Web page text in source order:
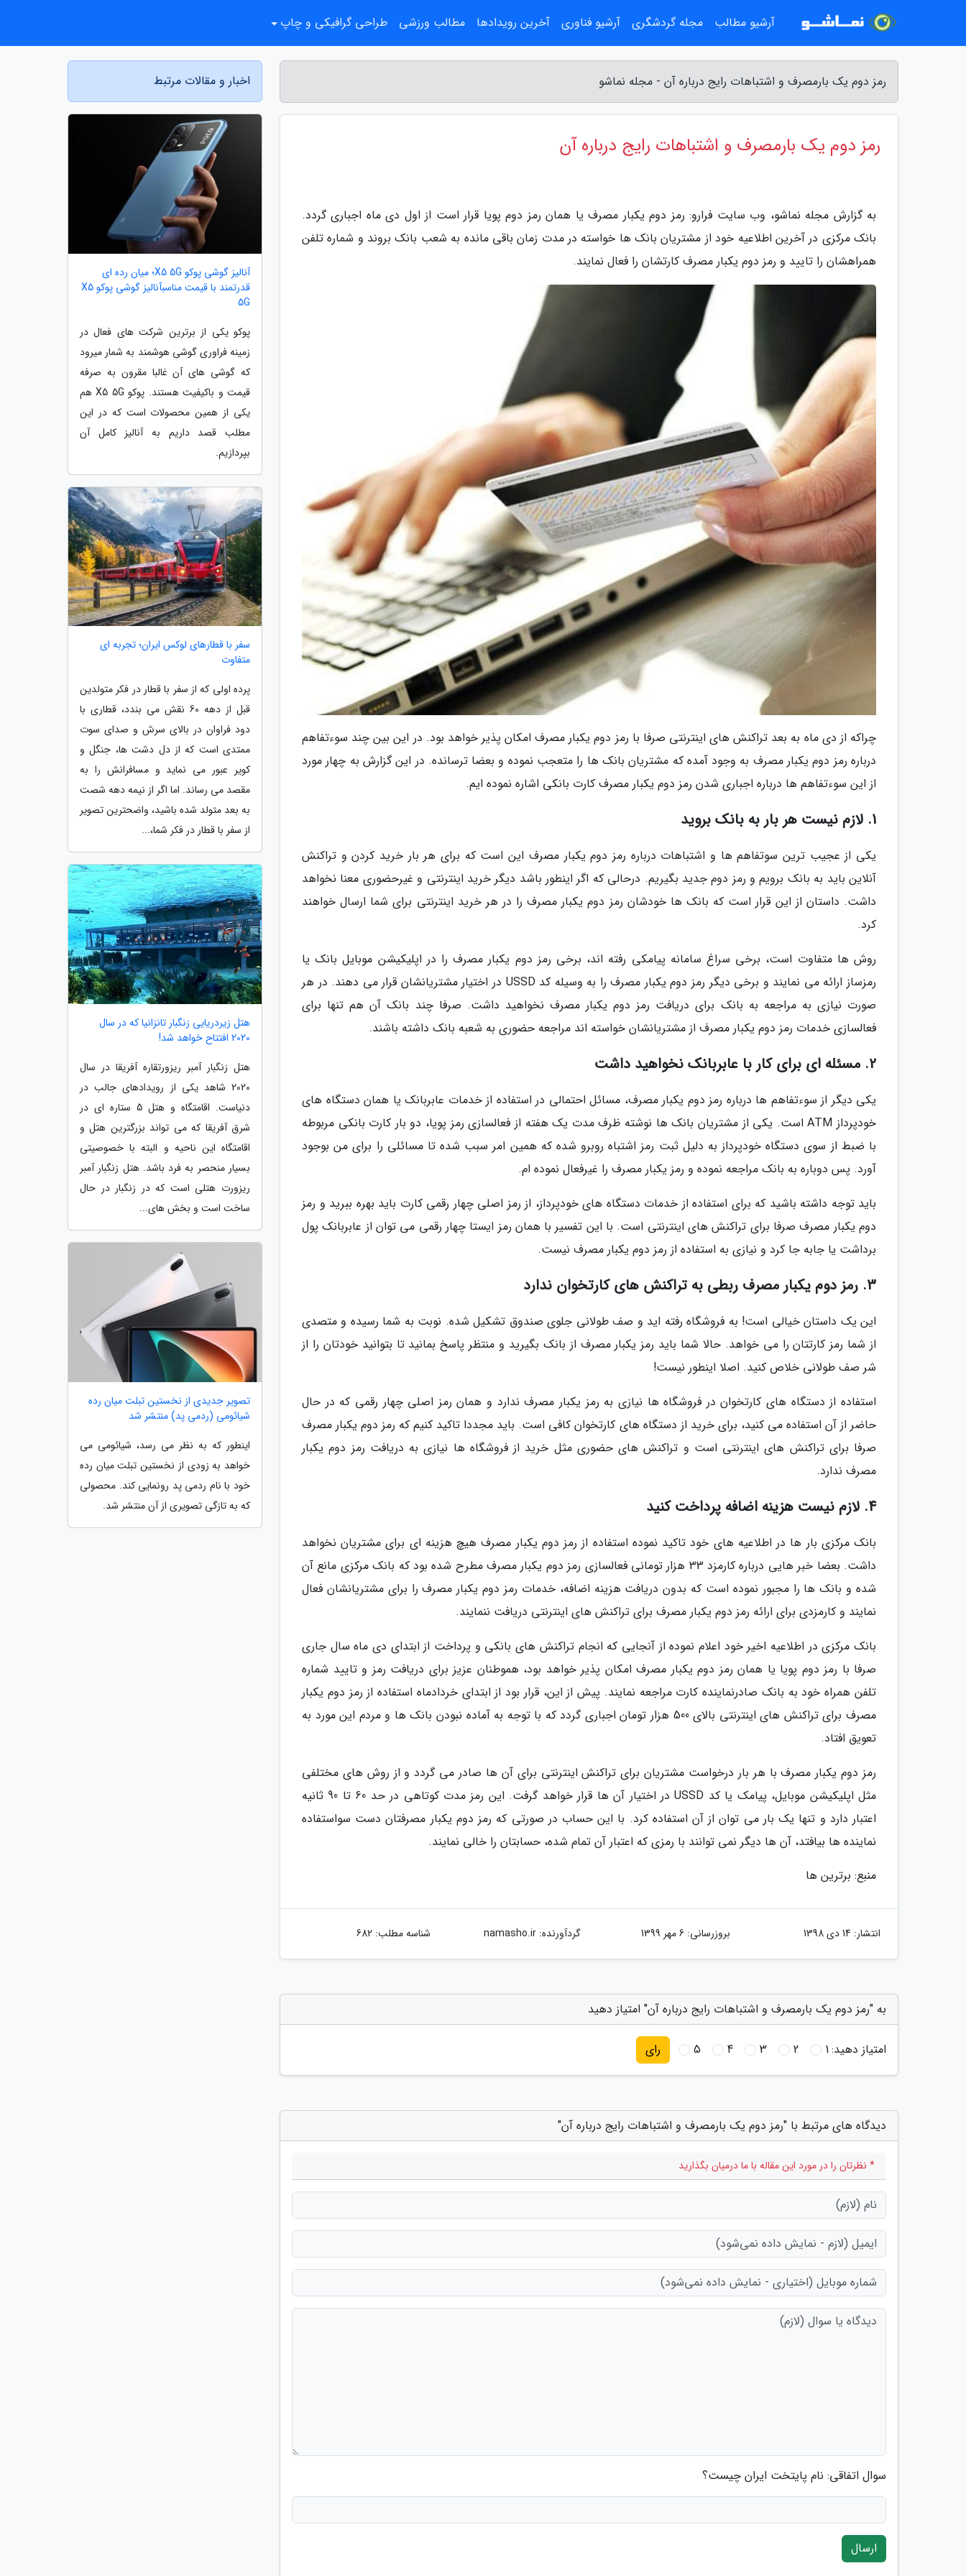
رمز دوم یک بارمصرف و اشتباهات رایج درباره آن - مجله نماشو
رمز دوم یک بارمصرف و اشتباهات رایج درباره آن
به گزارش مجله نماشو، وب سایت فرارو: رمز دوم یکبار مصرف یا همان رمز دوم پویا قرار است از اول دی ماه اجباری گردد.
بانک مرکزی در آخرین اطلاعیه خود از مشتریان بانک ها خواسته در مدت زمان باقی مانده به شعب بانک بروند و شماره تلفن
همراهشان را تایید و رمز دوم یکبار مصرف کارتشان را فعال نمایند.
چراکه از دی ماه به بعد تراکنش های اینترنتی صرفا با رمز دوم یکبار مصرف امکان پذیر خواهد بود. در این بین چند سوءتفاهم
درباره رمز دوم یکبار مصرف به وجود آمده که مشتریان بانک ها را متعجب نموده و بعضا ترسانده. در این گزارش به چهار مورد
از این سوءتفاهم ها درباره اجباری شدن رمز دوم یکبار مصرف کارت بانکی اشاره نموده ایم.
1. لازم نیست هر بار به بانک بروید
یکی از عجیب ترین سوتفاهم ها و اشتباهات درباره رمز دوم یکبار مصرف این است که برای هر بار خرید کردن و تراکنش
آنلاین باید به بانک برویم و رمز دوم جدید بگیریم. درحالی که اگر اینطور باشد دیگر خرید اینترنتی و غیرحضوری معنا نخواهد
داشت. داستان از این قرار است که بانک ها خودشان رمز دوم یکبار مصرف را در هر خرید اینترنتی برای شما ارسال خواهند
کرد.
روش ها متفاوت است، برخی سراغ سامانه پیامکی رفته اند، برخی رمز دوم یکبار مصرف را در اپلیکیشن موبایل بانک یا
رمزساز ارائه می نمایند و برخی دیگر رمز دوم یکبار مصرف را به وسیله کد USSD در اختیار مشتریانشان قرار می دهند. در هر
صورت نیازی به مراجعه به بانک برای دریافت رمز دوم یکبار مصرف نخواهید داشت. صرفا چند بانک آن هم تنها برای
فعالسازی خدمات رمز دوم یکبار مصرف از مشتریانشان خواسته اند مراجعه حضوری به شعبه بانک داشته باشند.
2. مسئله ای برای کار با عابربانک نخواهید داشت
یکی دیگر از سوءتفاهم ها درباره رمز دوم یکبار مصرف، مسائل احتمالی در استفاده از خدمات عابربانک یا همان دستگاه های
خودپرداز ATM است. یکی از مشتریان بانک ها نوشته ظرف مدت یک هفته از فعالسازی رمز پویا، دو بار کارت بانکی مربوطه
با ضبط از سوی دستگاه خودپرداز به دلیل ثبت رمز اشتباه روبرو شده که همین امر سبب شده تا مسائلی را برای من بوجود
آورد. پس دوباره به بانک مراجعه نموده و رمز یکبار مصرف را غیرفعال نموده ام.
باید توجه داشته باشید که برای استفاده از خدمات دستگاه های خودپرداز، از رمز اصلی چهار رقمی کارت باید بهره ببرید و رمز
دوم یکبار مصرف صرفا برای تراکنش های اینترنتی است. با این تفسیر با همان رمز ایستا چهار رقمی می توان از عابربانک پول
برداشت یا جابه جا کرد و نیازی به استفاده از رمز دوم یکبار مصرف نیست.
3. رمز دوم یکبار مصرف ربطی به تراکنش های کارتخوان ندارد
این یک داستان خیالی است! به فروشگاه رفته اید و صف طولانی جلوی صندوق تشکیل شده. نوبت به شما رسیده و متصدی
از شما رمز کارتتان را می خواهد. حالا شما باید رمز یکبار مصرف از بانک بگیرید و منتظر پاسخ بمانید تا بتوانید خودتان را از
شر صف طولانی خلاص کنید. اصلا اینطور نیست!
استفاده از دستگاه های کارتخوان در فروشگاه ها نیازی به رمز یکبار مصرف ندارد و همان رمز اصلی چهار رقمی که در حال
حاضر از آن استفاده می کنید، برای خرید از دستگاه های کارتخوان کافی است. باید مجددا تاکید کنیم که رمز دوم یکبار مصرف
صرفا برای تراکنش های اینترنتی است و تراکنش های حضوری مثل خرید از فروشگاه ها نیازی به دریافت رمز دوم یکبار
مصرف ندارد.
4. لازم نیست هزینه اضافه پرداخت کنید
بانک مرکزی بار ها در اطلاعیه های خود تاکید نموده استفاده از رمز دوم یکبار مصرف هیچ هزینه ای برای مشتریان نخواهد
داشت. بعضا خبر هایی درباره کارمزد 33 هزار تومانی فعالسازی رمز دوم یکبار مصرف مطرح شده بود که بانک مرکزی مانع آن
شده و بانک ها را مجبور نموده است که بدون دریافت هزینه اضافه، خدمات رمز دوم یکبار مصرف را برای مشتریانشان فعال
نمایند و کارمزدی برای ارائه رمز دوم یکبار مصرف برای تراکنش های اینترنتی دریافت ننمایند.
بانک مرکزی در اطلاعیه اخیر خود اعلام نموده از آنجایی که انجام تراکنش های بانکی و پرداخت از ابتدای دی ماه سال جاری
صرفا با رمز دوم پویا یا همان رمز دوم یکبار مصرف امکان پذیر خواهد بود، هموطنان عزیز برای دریافت رمز و تایید شماره
تلفن همراه خود به بانک صادرنماینده کارت مراجعه نمایند. پیش از این، قرار بود از ابتدای خردادماه استفاده از رمز دوم یکبار
مصرف برای تراکنش های اینترنتی بالای 500 هزار تومان اجباری گردد که با توجه به آماده نبودن بانک ها و مردم این مورد به
تعویق افتاد.
رمز دوم یکبار مصرف با هر بار درخواست مشتریان برای تراکنش اینترنتی برای آن ها صادر می گردد و از روش های مختلفی
مثل اپلیکیشن موبایل، پیامک یا کد USSD در اختیار آن ها قرار خواهد گرفت. این رمز مدت کوتاهی در حد 60 تا 90 ثانیه
اعتبار دارد و تنها یک بار می توان از آن استفاده کرد. با این حساب در صورتی که رمز دوم یکبار مصرفتان دست سواستفاده
نماینده ها بیافتد، آن ها دیگر نمی توانند با رمزی که اعتبار آن تمام شده، حسابتان را خالی نمایند.
منبع: برترین ها
انتشار: 14 دی 1398 بروزرسانی: 6 مهر 1399 گردآورنده:namasho.ir شناسه مطلب: 682
به "رمز دوم یک بارمصرف و اشتباهات رایج درباره آن" امتیاز دهید
امتیاز دهید:1
2
3
4
5 رای
دیدگاه های مرتبط با "رمز دوم یک بارمصرف و اشتباهات رایج درباره آن"
* نظرتان را در مورد این مقاله با ما درمیان بگذارید
سوال اتفاقی: نام پایتخت ایران چیست؟
ارسال
اخبار و مقالات مرتبط
آنالیز گوشی پوکو X5 5G؛ میان رده ای
قدرتمند با قیمت مناسبآنالیز گوشی پوکو X5
5G
پوکو یکی از برترین شرکت های فعال در
زمینه فراوری گوشی هوشمند به شمار میرود
که گوشی های آن غالبا مقرون به صرفه
قیمت و باکیفیت هستند. پوکو X5 5G هم
یکی از همین محصولات است که در این
مطلب قصد داریم به آنالیز کامل آن
بپردازیم.
سفر با قطارهای لوکس ایران؛ تجربه ای
متفاوت
پرده اولی که از سفر با قطار در فکر متولدین
قبل از دهه 60 نقش می بندد، قطاری با
دود فراوان در بالای سرش و صدای سوت
ممتدی است که از دل دشت ها، جنگل و
کویر عبور می نماید و مسافرانش را به
مقصد می رساند. اما اگر از نیمه دهه شصت
به بعد متولد شده باشید، واضحترین تصویر
از سفر با قطار در فکر شما،...
هتل زیردریایی زنگبار تانزانیا که در سال
2020 افتتاح خواهد شد!
هتل زنگبار آمبر ریزورتقاره آفریقا در سال
2020 شاهد یکی از رویدادهای جالب در
دنیاست. اقامتگاه و هتل 5 ستاره ای در
شرق آفریقا که می تواند بزرگترین هتل و
اقامتگاه این ناحیه و البته با خصوصیتی
بسیار منحصر به فرد باشد. هتل زنگبار آمبر
ریزورت هتلی است که در زنگبار در حال
ساخت است و بخش های...
تصویر جدیدی از نخستین تبلت میان رده
شیائومی (ردمی پد) منتشر شد
اینطور که به نظر می رسد، شیائومی می
خواهد به زودی از نخستین تبلت میان رده
خود با نام ردمی پد رونمایی کند. محصولی
که به تازگی تصویری از آن منتشر شد.
آرشیو مطالب مجله گردشگری آرشیو فناوری آخرین رویدادها مطالب ورزشی طراحی گرافیکی و چاپ